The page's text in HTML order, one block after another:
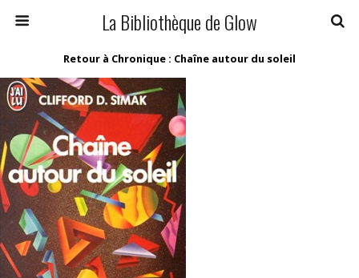
La Bibliothèque de Glow
Retour à Chronique : Chaîne autour du soleil